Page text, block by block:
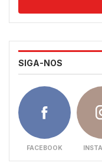
SIGA-NOS
FACEBOOK